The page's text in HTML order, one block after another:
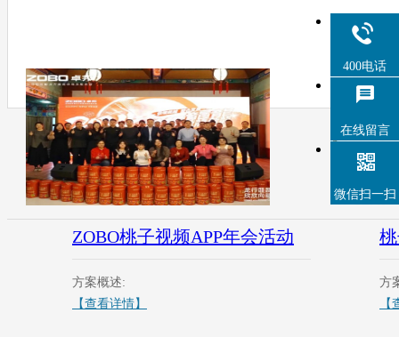
ZOBO桃子视频APP年会活动
方案概述:
【查看详情】
方
400电话
在线留言
微信扫一扫